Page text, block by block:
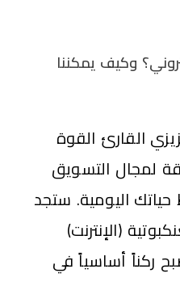
وكيف يمكننا
القارئ القوة
لمجال التسويق
حياتك اليومية. ستجد
(الإنترنت)
ركناً أساسياً في